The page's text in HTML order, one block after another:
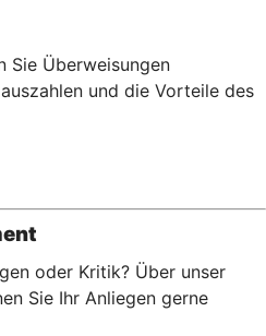
Sie Überweisungen
und die Vorteile des
oder Kritik? Über unser
Sie Ihr Anliegen gerne